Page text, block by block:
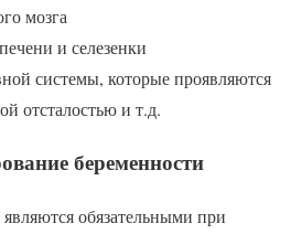
мозга
и селезенки
системы, которые проявляются
отсталостью и т.д.
беременности
обязательными при